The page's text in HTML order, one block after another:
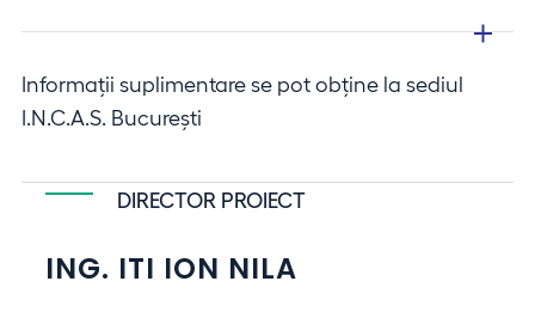
Informații suplimentare se pot obține la sediul
I.N.C.A.S. Bucureşti
DIRECTOR PROIECT
ING. ITI ION NILA